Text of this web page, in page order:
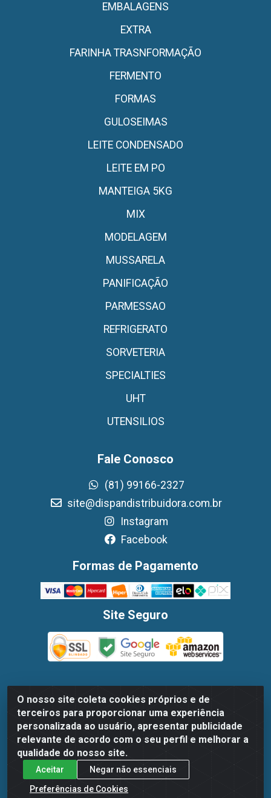
O nosso site coleta cookies próprios e de
terceiros para proporcionar uma experiência
personalizada ao usuário, apresentar publicidade
relevante de acordo com o seu perfil e melhorar a
qualidade do nosso site.
Aceitar
Negar não essenciais
Preferências de Cookies
EMBALAGENS
EXTRA
FARINHA TRASNFORMAÇÃO
FERMENTO
FORMAS
GULOSEIMAS
LEITE CONDENSADO
LEITE EM PO
MANTEIGA 5KG
MIX
MODELAGEM
MUSSARELA
PANIFICAÇÃO
PARMESSAO
REFRIGERATO
SORVETERIA
SPECIALTIES
UHT
UTENSILIOS
Fale Conosco
(81) 99166-2327
site@dispandistribuidora.com.br
Instagram
Facebook
Formas de Pagamento
Site Seguro
Dispan Distribuidora de Alimentos LTDA - Avenida Marechal
Mascarenhas De Moraes, 1048- Imbiribeira, Recife/PE - CEP
51.170-000 - CNPJ 30.779.584/0003-78